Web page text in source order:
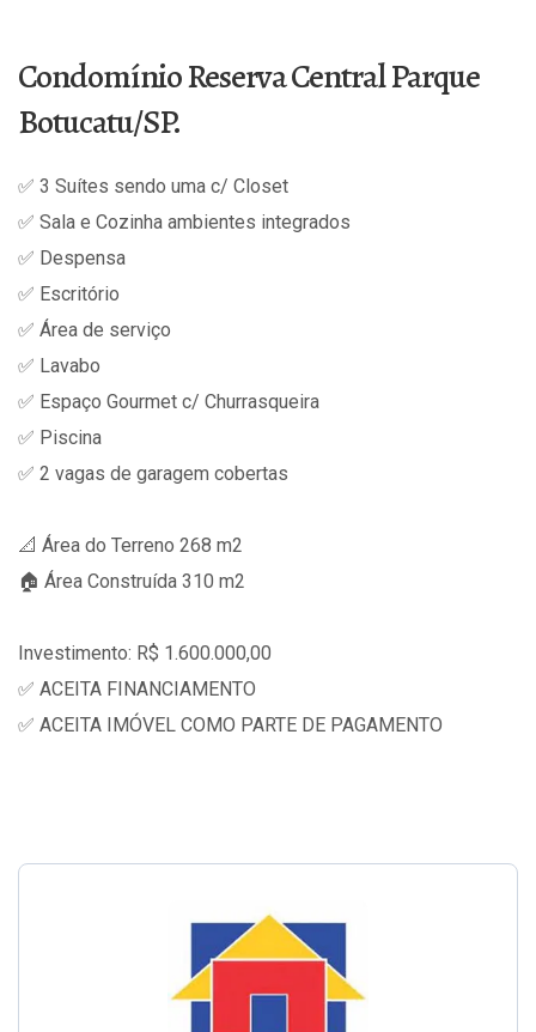
Condomínio Reserva Central Parque
Botucatu/SP.
✅ 3 Suítes sendo uma c/ Closet
✅ Sala e Cozinha ambientes integrados
✅ Despensa
✅ Escritório
✅ Área de serviço
✅ Lavabo
✅ Espaço Gourmet c/ Churrasqueira
✅ Piscina
✅ 2 vagas de garagem cobertas
📐 Área do Terreno 268 m2
🏠 Área Construída 310 m2
Investimento: R$ 1.600.000,00
✅ ACEITA FINANCIAMENTO
✅ ACEITA IMÓVEL COMO PARTE DE PAGAMENTO